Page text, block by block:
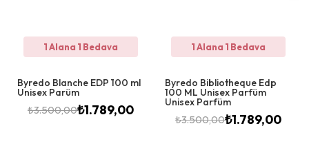
1 Alana 1 Bedava
Byredo Blanche EDP 100 ml
Unisex Parüm
₺3.500,00₺1.789,00
1 Alana 1 Bedava
Byredo Bibliotheque Edp
100 ML Unisex Parfüm
Unisex Parfüm
₺3.500,00₺1.789,00